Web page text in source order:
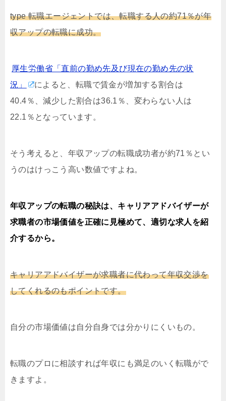
type 転職エージェントでは、転職する人の約71％が年
収アップの転職に成功。
厚生労働省「直前の勤め先及び現在の勤め先の状
況」
によると、転職で賃金が増加する割合は
40.4％、減少した割合は36.1％、変わらない人は
22.1％となっています。
そう考えると、年収アップの転職成功者が約71％とい
うのはけっこう高い数値ですよね。
年収アップの転職の秘訣は、キャリアアドバイザーが
求職者の市場価値を正確に見極めて、適切な求人を紹
介するから。
キャリアアドバイザーが求職者に代わって年収交渉を
してくれるのもポイントです。
自分の市場価値は自分自身では分かりにくいもの。
転職のプロに相談すれば年収にも満足のいく転職がで
きますよ。